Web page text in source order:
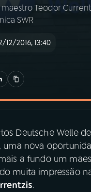
AO
Teodor
SWR
12/2016, 13:40
Deutsche Welle
uma nova
a fundo um
muita impressão
.